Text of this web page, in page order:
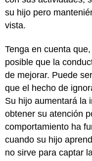
su hijo pero
vista.
Tenga en cuenta
posible que la
de mejorar. Puede
que el hecho de
Su hijo aumentará la
obtener su atención
comportamiento ha
cuando su hijo
no sirve para captar